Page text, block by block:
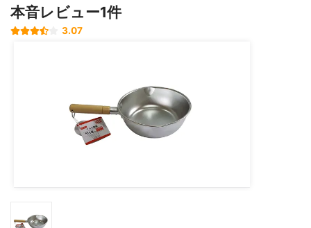
本音レビュー1件
3.07